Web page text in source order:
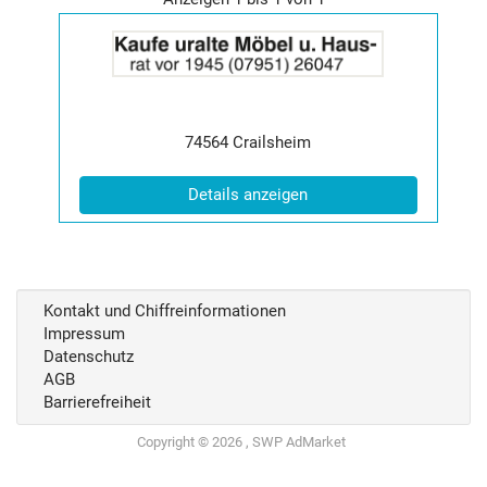
der
Anzeige
|
Postleitzahl:
74564 Ort:
Crailsheim
Details anzeigen(ID: 2014649)
Kontakt und Chiffreinformationen
Impressum
Datenschutz
AGB
Barrierefreiheit
Copyright © 2026 , SWP AdMarket